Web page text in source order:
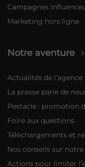
Campagnes
Marketing hors ligne
Notre aventure
Actualités de l’agence
La presse parle de
Pestacle : promotion
Foire aux questions
Téléchargements et
Nos conseils sur
Actions pour limiter